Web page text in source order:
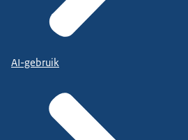
AI-gebruik